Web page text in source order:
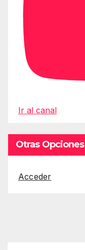
Ir al canal
Otras Opciones
Acceder